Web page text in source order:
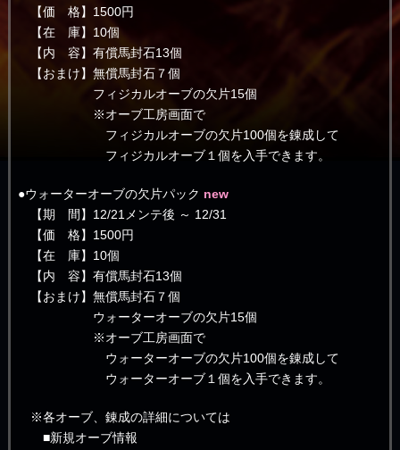
【価 格】1500円
【在 庫】10個
【内 容】有償馬封石13個
【おまけ】無償馬封石７個
フィジカルオーブの欠片15個
※オーブ工房画面で
フィジカルオーブの欠片100個を錬成して
フィジカルオーブ１個を入手できます。
●ウォーターオーブの欠片パック new
【期 間】12/21メンテ後 ～ 12/31
【価 格】1500円
【在 庫】10個
【内 容】有償馬封石13個
【おまけ】無償馬封石７個
ウォーターオーブの欠片15個
※オーブ工房画面で
ウォーターオーブの欠片100個を錬成して
ウォーターオーブ１個を入手できます。
※各オーブ、錬成の詳細については
■新規オーブ情報